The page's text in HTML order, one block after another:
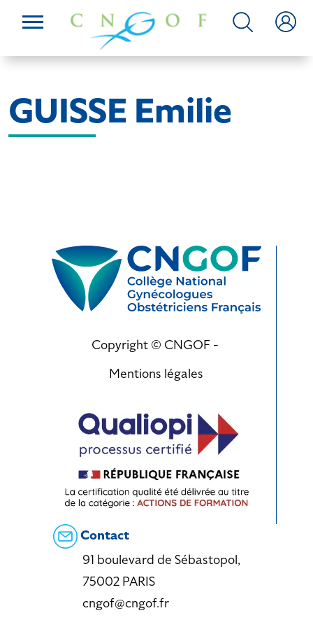
GUISSE Emilie
Copyright © CNGOF -
Mentions légales
Contact
91 boulevard de Sébastopol,
75002 PARIS
cngof@cngof.fr